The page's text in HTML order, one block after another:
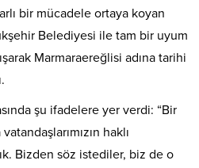
bir mücadele ortaya koyan
Belediyesi ile tam bir uyum
Marmaraereğlisi adına tarihi
şu ifadelere yer verdi: “Bir
haklı
Bizden söz istediler, biz de o